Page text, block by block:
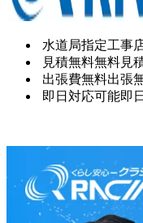
水道局指定工事
見積無料無料見
出張費無料出張
即日対応可能即